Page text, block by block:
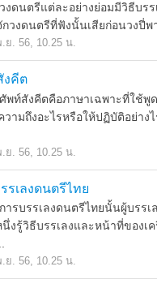
ตรีแต่ละอย่างย่อมมีวิธีบรรเ
กวงดนตรีที่ฟังนั้นเสียก่อนวงปี่พ
ย. 56, 10.25 น.
งคีต
งคีตคือภาษาเฉพาะที่ใช้พูด
วามถึงอะไรหรือให้ปฏิบัติอย่าง
ย. 56, 10.25 น.
รเลงดนตรีไทย
รรเลงดนตรีไทยนั้นผู้บรรเล
นึ่งรู้วิธีบรรเลงและหน้าที่ของเ
ย. 56, 10.25 น.